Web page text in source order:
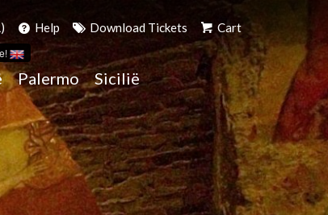
Help Download Tickets Cart
Palermo Sicilië